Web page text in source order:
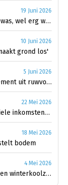
19 Juni 2026
'Koolzaad minst spannende gewas, wel erg waardevol'
10 Juni 2026
grond los'
5 Juni 2026
Ruwvoerdag 2026: meer rendement uit ruwvoer
22 Mei 2026
Winterkoolzaad telen als stabiele inkomstenbron
18 Mei 2026
bodem
4 Mei 2026
Praktijkmiddag Ellemeet: kansen winterkoolzaad